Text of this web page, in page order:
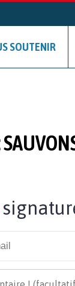
SOUTENIR